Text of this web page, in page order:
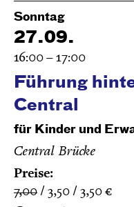
Sonntag
27.09.
16:00 – 17:00
Führung
Central
für Kinder und
Central Brücke
Preise:
7,00
3,50 3,50 €